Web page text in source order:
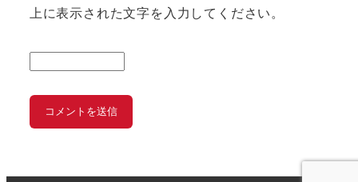
上に表示された文字を入力してください。